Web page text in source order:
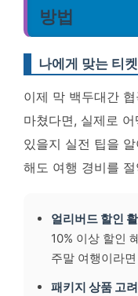
방법
나에게 맞는 티
이제 막 백두대간
마쳤다면, 실제로
있을지 실전 팁을
해도 여행 경비를
얼리버드 할인
10% 이상 할인
주말 여행이라
패키지 상품 고